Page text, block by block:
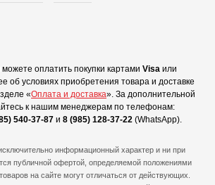
оплатить покупки картами Visa или
об условиях приобретения товара и доставке
«Оплата и доставка». За дополнительной
к нашим менеджерам по телефонам:
540-37-87 и 8 (985) 128-37-22 (WhatsApp).
информационный характер и ни при
публичной офертой, определяемой положениями
на сайте могут отличаться от действующих.